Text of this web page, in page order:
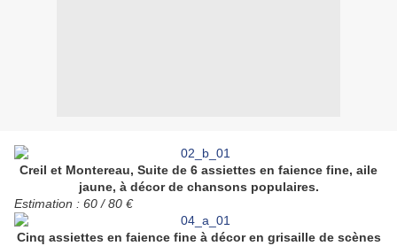
Creil et Montereau, Suite de 6 assiettes en faience fine, aile
jaune, à décor de chansons populaires.
Estimation : 60 / 80 €
Cinq assiettes en faience fine à décor en grisaille de scènes